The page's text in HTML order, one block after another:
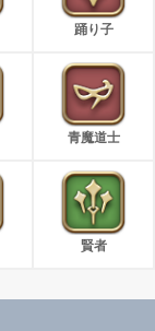
踊り子
青魔道士
賢者